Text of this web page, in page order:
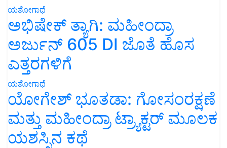
ಯಶೋಗಾಥೆ
ಅಭಿಷೇಕ್ ತ್ಯಾಗಿ: ಮಹೀಂದ್ರಾ
ಅರ್ಜುನ್ 605 DI ಜೊತೆ ಹೊಸ
ಎತ್ತರಗಳಿಗೆ
ಯಶೋಗಾಥೆ
ಯೋಗೇಶ್ ಭೂತಡಾ: ಗೋಸಂರಕ್ಷಣೆ
ಮತ್ತು ಮಹೀಂದ್ರಾ ಟ್ರ್ಯಾಕ್ಟರ್ ಮೂಲಕ
ಯಶಸ್ಸಿನ ಕಥೆ